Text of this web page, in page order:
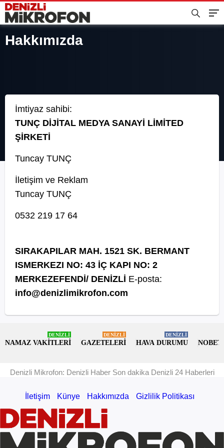
Hakkımızda
İmtiyaz sahibi:
TUNÇ DİJİTAL MEDYA SANAYİ LİMİTED
ŞİRKETİ
Tuncay TUNÇ
İletişim ve Reklam
Tuncay TUNÇ
0532 219 17 64
SIRAKAPILAR MAH. 1521 SK. BERMANT
ISMERKEZI NO: 43 İÇ KAPI NO: 2
MERKEZEFENDİ/ DENİZLİ E-posta:
info@denizlimikrofon.com
NAMAZ VAKİTLERİ
DENİZLİ
GAZETELERİ
DENİZLİ
HAVA DURUMU
DENİZLİ
Denizli Mikrofon: Denizli Haber Son dakika Denizli 24 Haberleri
İletişim Künye Hakkımızda Gizlilik Politikası